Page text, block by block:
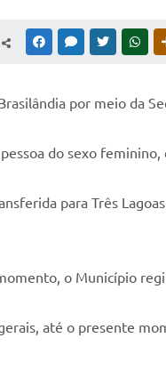
FACEBOOKMESSENGER
TWITTER
por meio da
do sexo feminino,
para Três
o Município
até o presente